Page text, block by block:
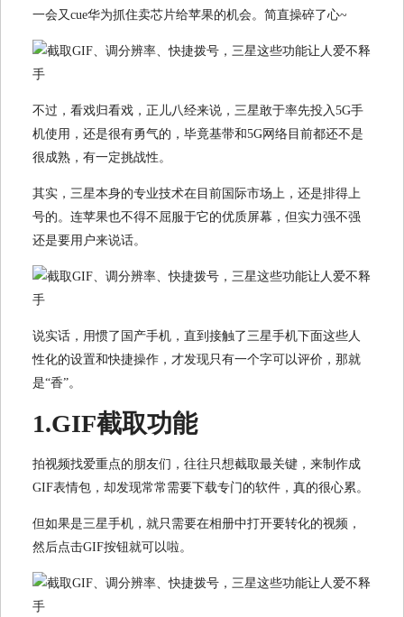
一会又cue华为抓住卖芯片给苹果的机会。简直操碎了心~
不过，看戏归看戏，正儿八经来说，三星敢于率先投入5G手
机使用，还是很有勇气的，毕竟基带和5G网络目前都还不是
很成熟，有一定挑战性。
其实，三星本身的专业技术在目前国际市场上，还是排得上
号的。连苹果也不得不屈服于它的优质屏幕，但实力强不强
还是要用户来说话。
说实话，用惯了国产手机，直到接触了三星手机下面这些人
性化的设置和快捷操作，才发现只有一个字可以评价，那就
是“香”。
1.GIF截取功能
拍视频找爱重点的朋友们，往往只想截取最关键，来制作成
GIF表情包，却发现常常需要下载专门的软件，真的很心累。
但如果是三星手机，就只需要在相册中打开要转化的视频，
然后点击GIF按钮就可以啦。